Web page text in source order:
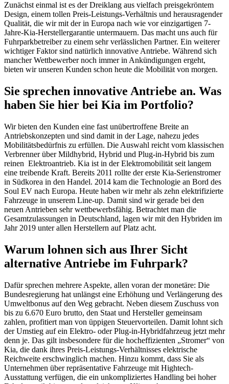
Zunächst einmal ist es der Dreiklang aus vielfach preisgekröntem
Design, einem tollen Preis-Leistungs-Verhältnis und herausragender
Qualität, die wir mit der in Europa nach wie vor einzigartigen 7-
Jahre-Kia-Herstellergarantie untermauern. Das macht uns auch für
Fuhrparkbetreiber zu einem sehr verlässlichen Partner. Ein weiterer
wichtiger Faktor sind natürlich innovative Antriebe. Während sich
mancher Wettbewerber noch immer in Ankündigungen ergeht,
bieten wir unseren Kunden schon heute die Mobilität von morgen.
Sie sprechen innovative Antriebe an. Was
haben Sie hier bei Kia im Portfolio?
Wir bieten den Kunden eine fast unübertroffene Breite an
Antriebskonzepten und sind damit in der Lage, nahezu jedes
Mobilitätsbedürfnis zu erfüllen. Die Auswahl reicht vom klassischen
Verbrenner über Mildhybrid, Hybrid und Plug-in-Hybrid bis zum
reinen Elektroantrieb. Kia ist in der Elektromobilität seit langem
eine treibende Kraft. Bereits 2011 rollte der erste Kia-Serienstromer
in Südkorea in den Handel. 2014 kam die Technologie an Bord des
Soul EV nach Europa. Heute haben wir mehr als zehn elektrifizierte
Fahrzeuge in unserem Line-up. Damit sind wir gerade bei den
neuen Antrieben sehr wettbewerbsfähig. Betrachtet man die
Gesamtzulassungen in Deutschland, lagen wir mit den Hybriden im
Jahr 2019 unter allen Herstellern auf Platz acht.
Warum lohnen sich aus Ihrer Sicht
alternative Antriebe im Fuhrpark?
Dafür sprechen mehrere Aspekte, allen voran der monetäre: Die
Bundesregierung hat unlängst eine Erhöhung und Verlängerung des
Umweltbonus auf den Weg gebracht. Neben diesem Zuschuss von
bis zu 6.670 Euro brutto, den Staat und Hersteller gemeinsam
zahlen, profitiert man von üppigen Steuervorteilen. Damit lohnt sich
der Umstieg auf ein Elektro- oder Plug-in-Hybridfahrzeug jetzt mehr
denn je. Das gilt insbesondere für die hocheffizienten „Stromer“ von
Kia, die dank ihres Preis-Leistungs-Verhältnisses elektrische
Reichweite erschwinglich machen. Hinzu kommt, dass Sie als
Unternehmen über repräsentative Fahrzeuge mit Hightech-
Ausstattung verfügen, die ein unkompliziertes Handling bei hoher